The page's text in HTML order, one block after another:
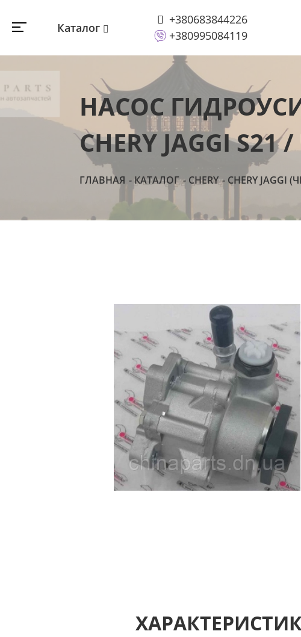
Каталог
+380683844226
+380995084119
НАСОС
CHERY JAGGI
ГЛАВНАЯ КАТАЛОГ CHERY CHERY JAGGI